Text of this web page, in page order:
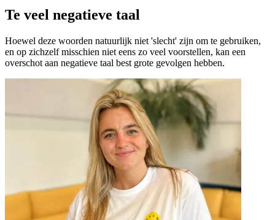
Te veel negatieve taal
Hoewel deze woorden natuurlijk niet 'slecht' zijn om te gebruiken,
en op zichzelf misschien niet eens zo veel voorstellen, kan een
overschot aan negatieve taal best grote gevolgen hebben.